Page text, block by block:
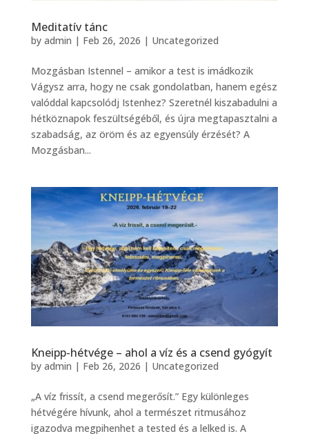
Meditatív tánc
by admin | Feb 26, 2026 | Uncategorized
Mozgásban Istennel – amikor a test is imádkozik
Vágysz arra, hogy ne csak gondolatban, hanem egész
valóddal kapcsolódj Istenhez? Szeretnél kiszabadulni a
hétköznapok feszültségéből, és újra megtapasztalni a
szabadság, az öröm és az egyensúly érzését? A
Mozgásban...
Kneipp-hétvége – ahol a víz és a csend gyógyít
by admin | Feb 26, 2026 | Uncategorized
„A víz frissít, a csend megerősít.” Egy különleges
hétvégére hívunk, ahol a természet ritmusához
igazodva megpihenhet a tested és a lelked is. A